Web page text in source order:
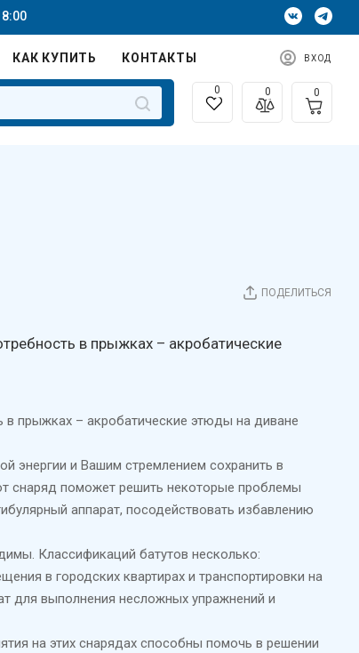
КАК КУПИТЬ КОНТАКТЫ ВХОД
0 0 0
ПОДЕЛИТЬСЯ
в прыжках – акробатические
в прыжках – акробатические этюды на диване
энергии и Вашим стремлением сохранить в
снаряд поможет решить некоторые проблемы
аппарат, посодействовать избавлению
Классификаций батутов несколько:
в городских квартирах и транспортировки на
для выполнения несложных упражнений и
на этих снарядах способны помочь в решении